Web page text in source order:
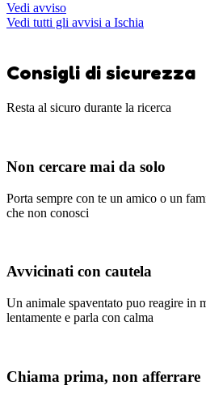
Vedi avviso
Vedi tutti gli avvisi a Ischia
Consigli di sicurezza
Resta al sicuro durante la ricerca
Non cercare mai da solo
Porta sempre con te un amico o un
che non conosci
Avvicinati con cautela
Un animale spaventato puo reagire in
lentamente e parla con calma
Chiama prima, non afferrare